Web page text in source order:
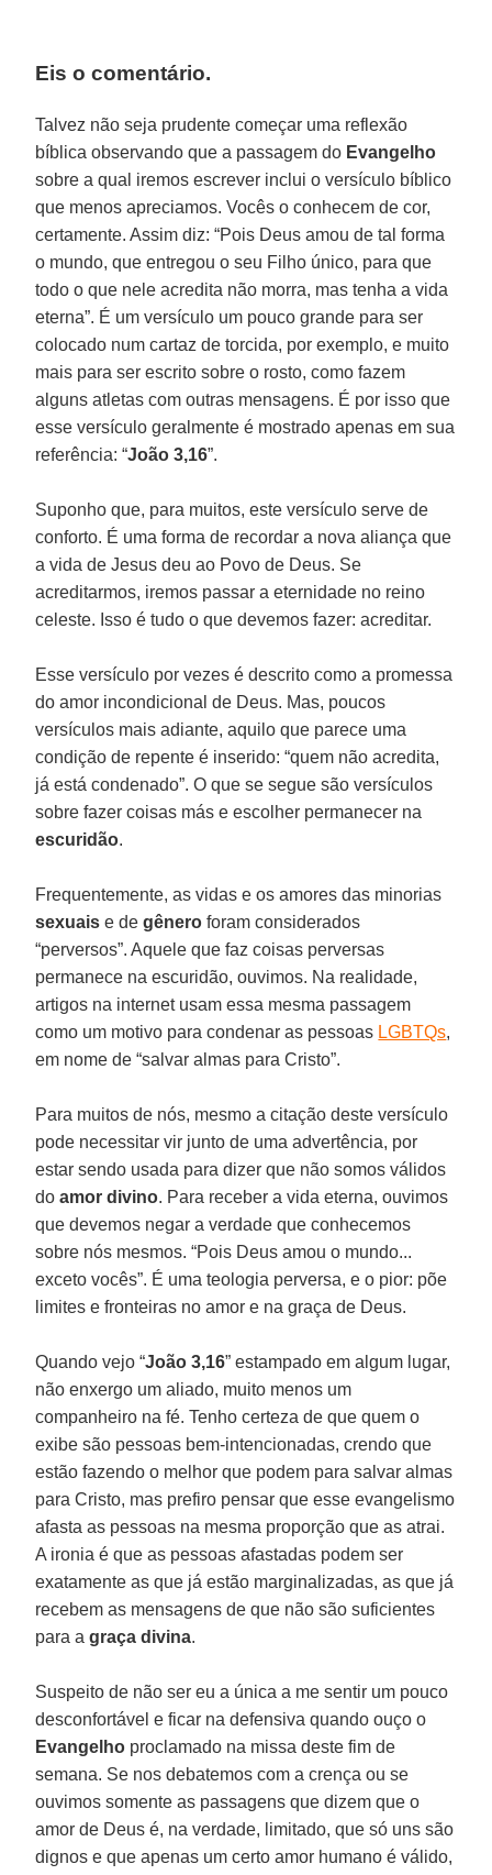
Eis o comentário.
Talvez não seja prudente começar uma reflexão
bíblica observando que a passagem do Evangelho
sobre a qual iremos escrever inclui o versículo bíblico
que menos apreciamos. Vocês o conhecem de cor,
certamente. Assim diz: “Pois Deus amou de tal forma
o mundo, que entregou o seu Filho único, para que
todo o que nele acredita não morra, mas tenha a vida
eterna”. É um versículo um pouco grande para ser
colocado num cartaz de torcida, por exemplo, e muito
mais para ser escrito sobre o rosto, como fazem
alguns atletas com outras mensagens. É por isso que
esse versículo geralmente é mostrado apenas em sua
referência: “João 3,16”.
Suponho que, para muitos, este versículo serve de
conforto. É uma forma de recordar a nova aliança que
a vida de Jesus deu ao Povo de Deus. Se
acreditarmos, iremos passar a eternidade no reino
celeste. Isso é tudo o que devemos fazer: acreditar.
Esse versículo por vezes é descrito como a promessa
do amor incondicional de Deus. Mas, poucos
versículos mais adiante, aquilo que parece uma
condição de repente é inserido: “quem não acredita,
já está condenado”. O que se segue são versículos
sobre fazer coisas más e escolher permanecer na
escuridão.
Frequentemente, as vidas e os amores das minorias
sexuais e degênero foram considerados
“perversos”. Aquele que faz coisas perversas
permanece na escuridão, ouvimos. Na realidade,
artigos na internet usam essa mesma passagem
como um motivo para condenar as pessoas LGBTQs,
em nome de “salvar almas para Cristo”.
Para muitos de nós, mesmo a citação deste versículo
pode necessitar vir junto de uma advertência, por
estar sendo usada para dizer que não somos válidos
doamor divino. Para receber a vida eterna, ouvimos
que devemos negar a verdade que conhecemos
sobre nós mesmos. “Pois Deus amou o mundo...
exceto vocês”. É uma teologia perversa, e o pior: põe
limites e fronteiras no amor e na graça de Deus.
Quando vejo “João 3,16” estampado em algum lugar,
não enxergo um aliado, muito menos um
companheiro na fé. Tenho certeza de que quem o
exibe são pessoas bem-intencionadas, crendo que
estão fazendo o melhor que podem para salvar almas
para Cristo, mas prefiro pensar que esse evangelismo
afasta as pessoas na mesma proporção que as atrai.
A ironia é que as pessoas afastadas podem ser
exatamente as que já estão marginalizadas, as que já
recebem as mensagens de que não são suficientes
para agraça divina.
Suspeito de não ser eu a única a me sentir um pouco
desconfortável e ficar na defensiva quando ouço o
Evangelho proclamado na missa deste fim de
semana. Se nos debatemos com a crença ou se
ouvimos somente as passagens que dizem que o
amor de Deus é, na verdade, limitado, que só uns são
dignos e que apenas um certo amor humano é válido,